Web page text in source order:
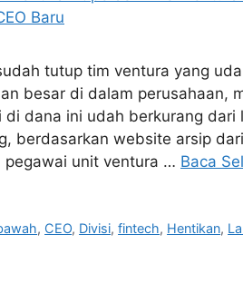
tutup tim ventura yang
besar di dalam perusahaan,
di dana ini udah berkurang
berdasarkan website arsip
pegawai unit ventura … Baca
, CEO, Divisi,fintech, Hentikan,